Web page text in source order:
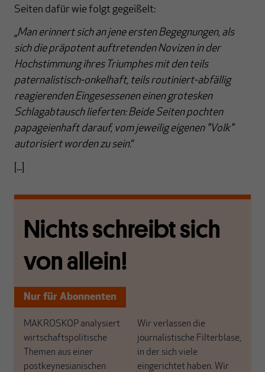
Seiten dafür wie folgt gegeißelt:
„Man erinnert sich an jene ersten Begegnungen, als
sich die präpotent auftretenden Novizen in der
Hochstimmung ihres Triumphes mit den teils
paternalistisch-onkelhaft, teils routiniert-abfällig
reagierenden Eingesessenen einen grotesken
Schlagabtausch lieferten: Beide Seiten pochten
papageienhaft darauf, vom jeweilig eigenen "Volk"
autorisiert worden zu sein.“
[...]
Nichts schreibt sich
von allein!
Nur für Abonnenten
MAKROSKOP analysiert
wirtschaftspolitische
Themen aus einer
postkeynesianischen
Wir verlassen die
journalistische Filterblase,
in der sich viele
eingerichtet haben. Wir